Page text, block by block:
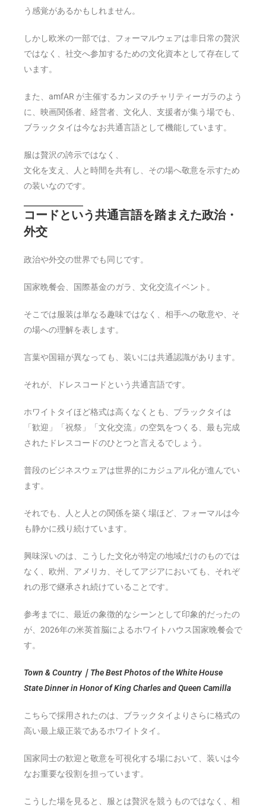
う感覚があるかもしれません。
しかし欧米の一部では、フォーマルウェアは非日常の贅沢
ではなく、社交へ参加するための文化資本として存在して
います。
また、amfAR が主催するカンヌのチャリティーガラのよう
に、映画関係者、経営者、文化人、支援者が集う場でも、
ブラックタイは今なお共通言語として機能しています。
服は贅沢の誇示ではなく、
文化を支え、人と時間を共有し、その場へ敬意を示すため
の装いなのです。
コードという共通言語を踏まえた政治・
外交
政治や外交の世界でも同じです。
国家晩餐会、国際基金のガラ、文化交流イベント。
そこでは服装は単なる趣味ではなく、相手への敬意や、そ
の場への理解を表します。
言葉や国籍が異なっても、装いには共通認識があります。
それが、ドレスコードという共通言語です。
ホワイトタイほど格式は高くなくとも、ブラックタイは
「歓迎」「祝祭」「文化交流」の空気をつくる、最も完成
されたドレスコードのひとつと言えるでしょう。
普段のビジネスウェアは世界的にカジュアル化が進んでい
ます。
それでも、人と人との関係を築く場ほど、フォーマルは今
も静かに残り続けています。
興味深いのは、こうした文化が特定の地域だけのものでは
なく、欧州、アメリカ、そしてアジアにおいても、それぞ
れの形で継承され続けていることです。
参考までに、最近の象徴的なシーンとして印象的だったの
が、2026年の米英首脳によるホワイトハウス国家晩餐会で
す。
Town & Country｜The Best Photos of the White House
State Dinner in Honor of King Charles and Queen Camilla
こちらで採用されたのは、ブラックタイよりさらに格式の
高い最上級正装であるホワイトタイ。
国家同士の歓迎と敬意を可視化する場において、装いは今
なお重要な役割を担っています。
こうした場を見ると、服とは贅沢を競うものではなく、相